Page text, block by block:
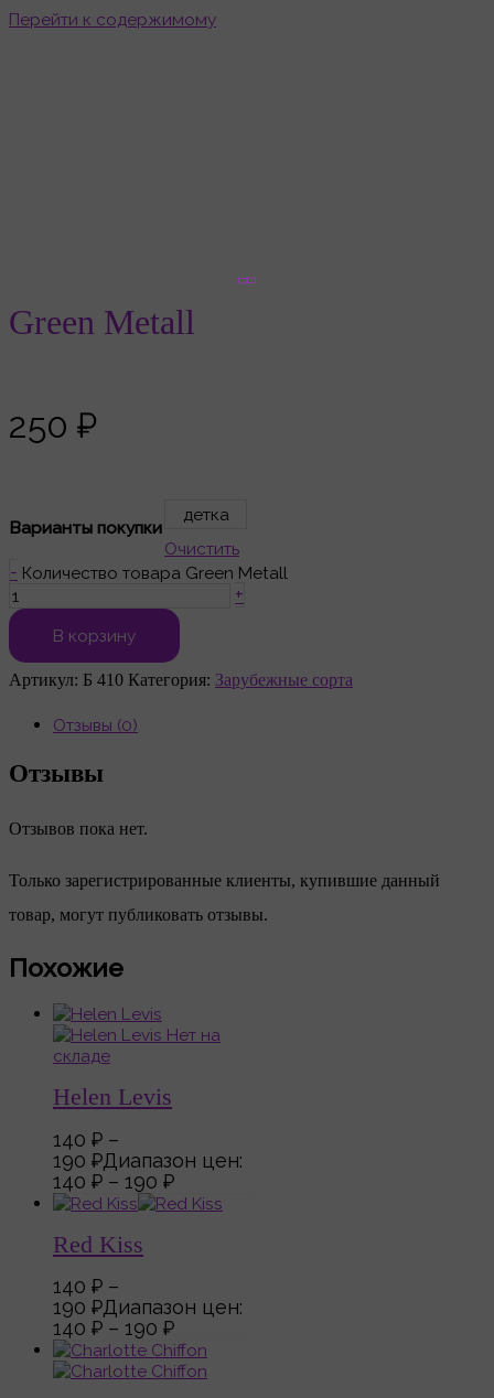
Перейти к содержимому
Green Metall
250 ₽
Варианты покупки
детка
Очистить
- Количество товара Green Metall
+
В корзину
Артикул: Б 410 Категория: Зарубежные сорта
Отзывы (0)
Отзывы
Отзывов пока нет.
Только зарегистрированные клиенты, купившие данный
товар, могут публиковать отзывы.
Похожие
Нет на
складе
Helen Levis
140 ₽ –
190 ₽Диапазон цен:
140 ₽ – 190 ₽
Red Kiss
140 ₽ –
190 ₽Диапазон цен:
140 ₽ – 190 ₽